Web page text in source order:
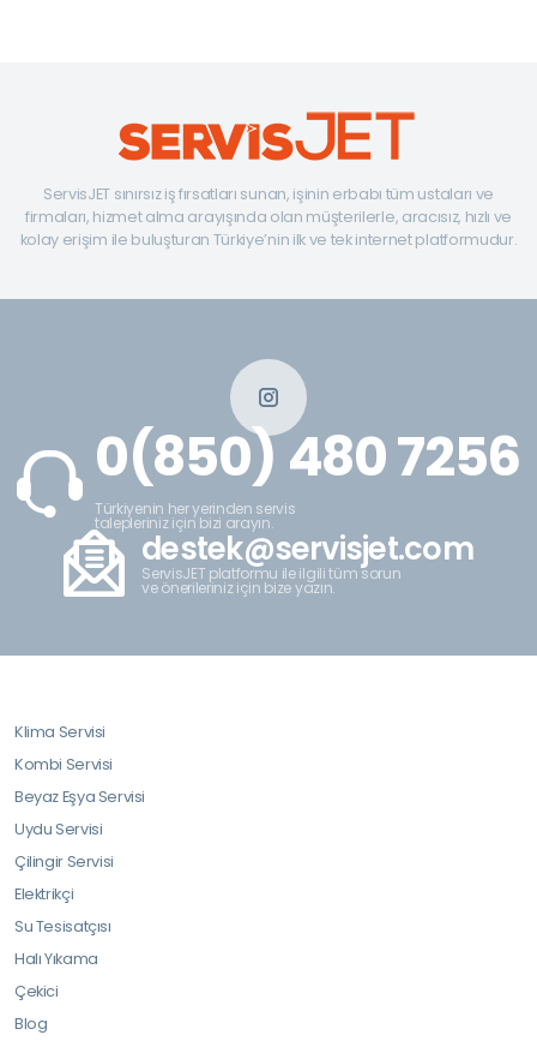
ServisJET sınırsız iş fırsatları sunan, işinin erbabı tüm ustaları ve
firmaları, hizmet alma arayışında olan müşterilerle, aracısız, hızlı ve
kolay erişim ile buluşturan Türkiye’nin ilk ve tek internet platformudur.
0(850) 480 7256
Türkiyenin her yerinden servis
talepleriniz için bizi arayın.
destek@servisjet.com
ServisJET platformu ile ilgili tüm sorun
ve önerileriniz için bize yazın.
Klima Servisi
Kombi Servisi
Beyaz Eşya Servisi
Uydu Servisi
Çilingir Servisi
Elektrikçi
Su Tesisatçısı
Halı Yıkama
Çekici
Blog